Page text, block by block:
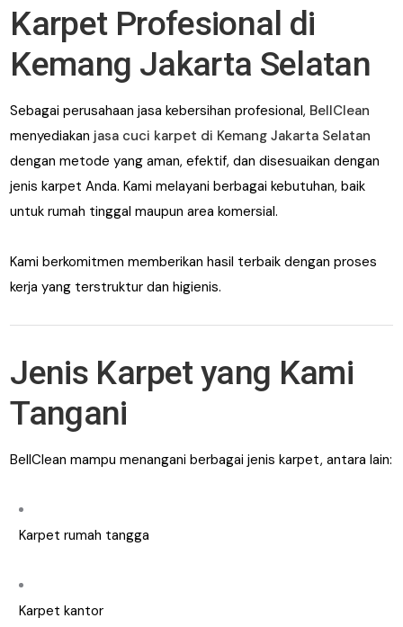
Karpet Profesional di
Kemang Jakarta Selatan
Sebagai perusahaan jasa kebersihan profesional, BellClean
menyediakan jasa cuci karpet di Kemang Jakarta Selatan
dengan metode yang aman, efektif, dan disesuaikan dengan
jenis karpet Anda. Kami melayani berbagai kebutuhan, baik
untuk rumah tinggal maupun area komersial.
Kami berkomitmen memberikan hasil terbaik dengan proses
kerja yang terstruktur dan higienis.
Jenis Karpet yang Kami
Tangani
BellClean mampu menangani berbagai jenis karpet, antara lain:
Karpet rumah tangga
Karpet kantor